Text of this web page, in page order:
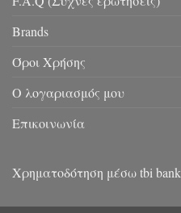
Brands
Όροι Χρήσης
Ο λογαριασμός μου
Επικοινωνία
Χρηματοδότηση μέσω tbi bank